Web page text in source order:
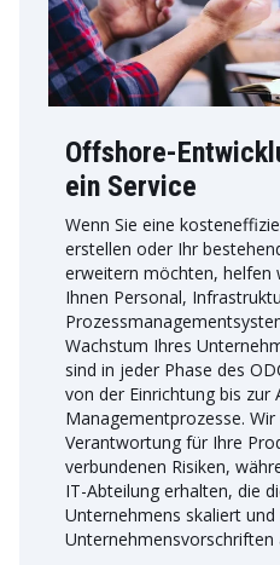
Offshore-
ein Service
Wenn Sie eine
erstellen oder Ihr
erweitern möchten, helfen
Ihnen Personal,
Wachstum Ihres
sind in jeder Phase des
von der Einrichtung bis zur
Managementprozesse.
Verantwortung für Ihre
verbundenen Risiken,
IT-Abteilung erhalten, die
Unternehmens skaliert
Unternehmensvorschriften